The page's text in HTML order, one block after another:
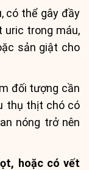
có thể gây đầy
uric trong máu,
sản giật cho
đối tượng cần
thụ thịt chó có
nóng trở nên
hoặc có vết